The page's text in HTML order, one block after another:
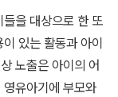
에 가지 않고도 집
를 자극하는 방법
을 대상으로 한 또
있는 활동과 아이
노출은 아이의 어
유아기에 부모와